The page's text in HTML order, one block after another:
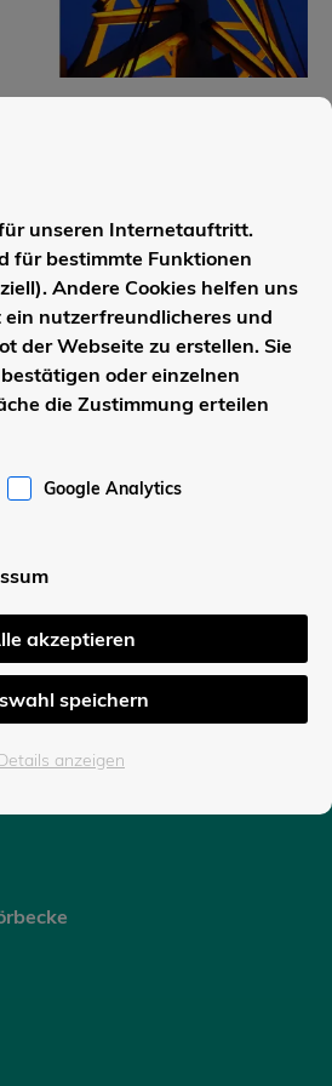
, Maurer-, Beton-,
und
können Sie gern zu uns
/ 15 19
mbH
unseren Internetauftritt.
für bestimmte Funktionen
Andere Cookies helfen uns
nutzerfreundlicheres und
der Webseite zu erstellen. Sie
oder einzelnen
die Zustimmung erteilen
Google Analytics
akzeptieren
speichern
anzeigen